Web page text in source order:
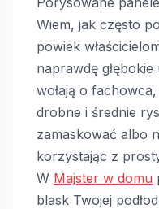
Wiem, jak często
powiek
naprawdę
wołają o
drobne i średnie
zamaskować albo
korzystając z
W Majster w domu
blask Twojej